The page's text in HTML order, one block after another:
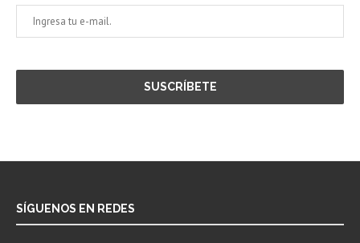
SÍGUENOS EN REDES